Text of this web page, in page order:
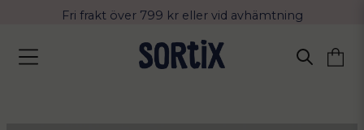
Fri frakt över 799 kr eller vid avhämtning
Leverans 2-4 arbetsdagar med Postnord